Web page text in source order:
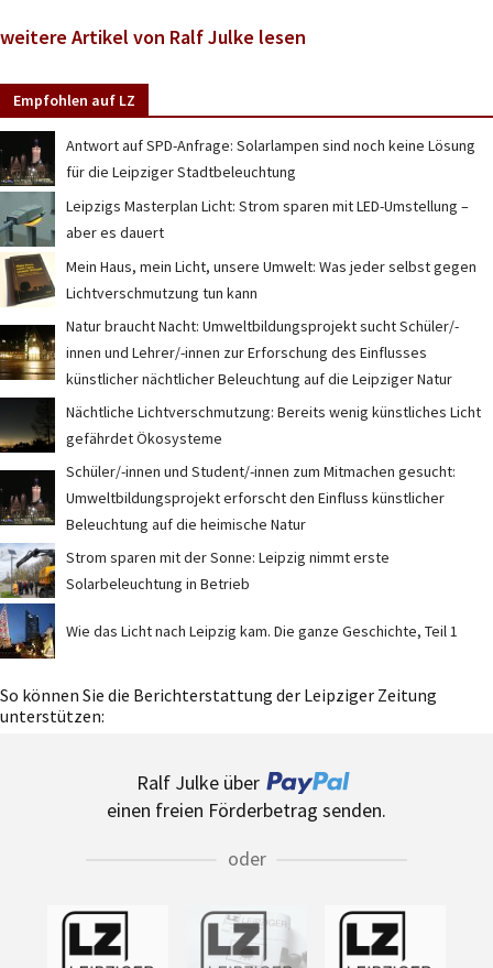
weitere Artikel von Ralf Julke lesen
Empfohlen auf LZ
Antwort auf SPD-Anfrage: Solarlampen sind noch keine Lösung
für die Leipziger Stadtbeleuchtung
Leipzigs Masterplan Licht: Strom sparen mit LED-Umstellung –
aber es dauert
Mein Haus, mein Licht, unsere Umwelt: Was jeder selbst gegen
Lichtverschmutzung tun kann
Natur braucht Nacht: Umweltbildungsprojekt sucht Schüler/-
innen und Lehrer/-innen zur Erforschung des Einflusses
künstlicher nächtlicher Beleuchtung auf die Leipziger Natur
Nächtliche Lichtverschmutzung: Bereits wenig künstliches Licht
gefährdet Ökosysteme
Schüler/-innen und Student/-innen zum Mitmachen gesucht:
Umweltbildungsprojekt erforscht den Einfluss künstlicher
Beleuchtung auf die heimische Natur
Strom sparen mit der Sonne: Leipzig nimmt erste
Solarbeleuchtung in Betrieb
Wie das Licht nach Leipzig kam. Die ganze Geschichte, Teil 1
So können Sie die Berichterstattung der Leipziger Zeitung
unterstützen:
Ralf Julke über
einen freien Förderbetrag senden.
oder